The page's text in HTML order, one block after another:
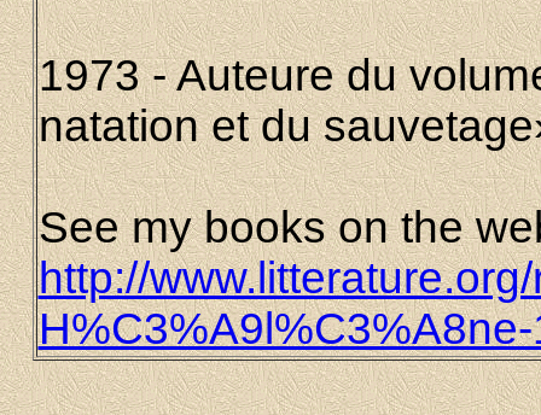
1973 - Auteure du
natation et du
See my books on the
http://